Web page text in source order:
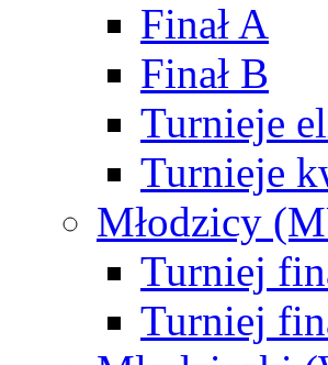
Finał A
Finał B
Turnieje
Turnieje
Młodzicy
Turniej
Turniej